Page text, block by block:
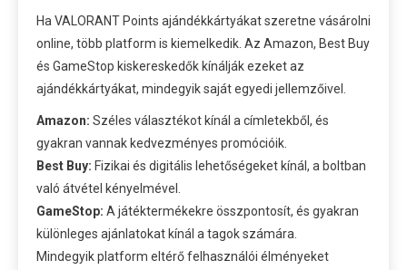
Ha VALORANT Points ajándékkártyákat szeretne vásárolni
online, több platform is kiemelkedik. Az Amazon, Best Buy
és GameStop kiskereskedők kínálják ezeket az
ajándékkártyákat, mindegyik saját egyedi jellemzőivel.
Amazon: Széles választékot kínál a címletekből, és
gyakran vannak kedvezményes promócióik.
Best Buy: Fizikai és digitális lehetőségeket kínál, a boltban
való átvétel kényelmével.
GameStop: A játéktermékekre összpontosít, és gyakran
különleges ajánlatokat kínál a tagok számára.
Mindegyik platform eltérő felhasználói élményeket